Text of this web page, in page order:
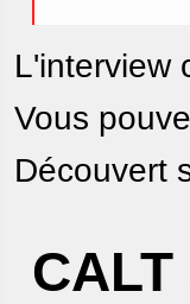
L'interview
Vous
Découvert